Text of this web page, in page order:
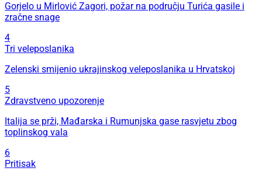
Gorjelo u Mirlović Zagori, požar na području Turića gasile i
zračne snage
4
Tri veleposlanika
Zelenski smijenio ukrajinskog veleposlanika u Hrvatskoj
5
Zdravstveno upozorenje
Italija se prži, Mađarska i Rumunjska gase rasvjetu zbog
toplinskog vala
6
Pritisak